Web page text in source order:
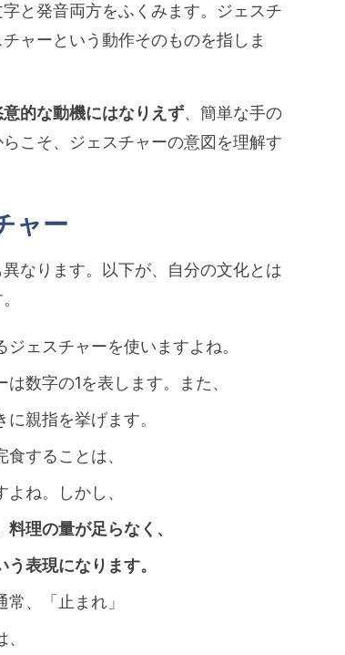
と発音両方をふくみます。ジェスチ
ャーという動作そのものを指しま
的な動機にはなりえず、簡単な手の
こそ、ジェスチャーの意図を理解す
ャー
なります。以下が、自分の文化とは
ェスチャーを使いますよね。
数字の1を表します。また、
親指を挙げます。
することは、
ね。しかし、
理の量が足らなく、
表現になります。
、「止まれ」